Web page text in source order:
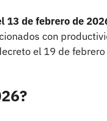
13 de febrero de
con
el 19 de